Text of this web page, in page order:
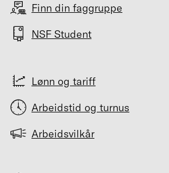
Finn din faggruppe
NSF Student
Lønn og tariff
Arbeidstid og turnus
Arbeidsvilkår